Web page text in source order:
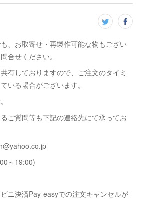
、お取寄せ・再製作可能な物もござい
合せください。
有しておりますので、ご注文のタイミ
いる場合がございます。
ご質問等も下記の連絡先にて承ってお
～19:00)
ニ決済Pay-easyでの注文キャンセルが